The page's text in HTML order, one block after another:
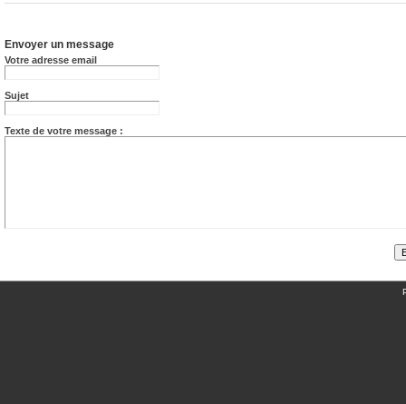
Envoyer un message
Votre adresse email
Sujet
Texte de votre message :